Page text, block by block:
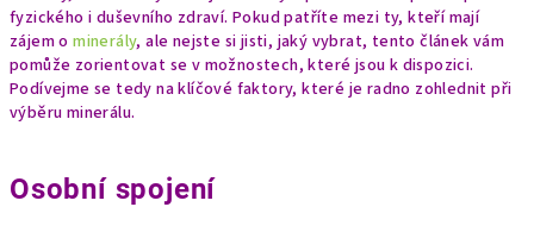
fyzického i duševního zdraví. Pokud patříte mezi ty, kteří mají
zájem ominerály, ale nejste si jisti, jaký vybrat, tento článek vám
pomůže zorientovat se v možnostech, které jsou k dispozici.
Podívejme se tedy na klíčové faktory, které je radno zohlednit při
výběru minerálu.
Osobní spojení